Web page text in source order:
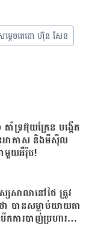
ម្ដេចតេជោ ហ៊ុន សែន
ទ្រអ៊ុយក្រែន បង្កើត
នអាកាស និងមីស៊ីល
ាមួយអឺរ៉ុប!
ស្សសាលានៅថៃ ត្រូវ
ា បានសម្លាប់យាយតា
កការបាញ់ប្រហារនៅ